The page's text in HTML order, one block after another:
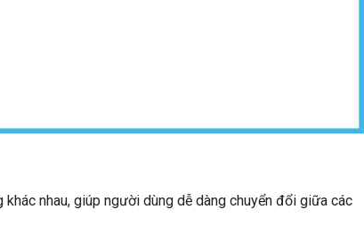
nhau, giúp người dùng dễ dàng chuyển đổi giữa các